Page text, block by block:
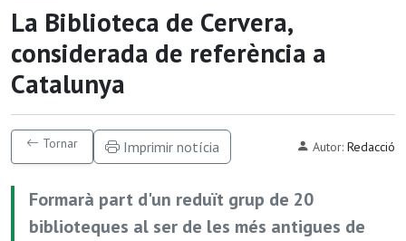
La Biblioteca de Cervera,
considerada de referència a
Catalunya
Tornar Imprimir notícia Autor: Redacció
Formarà part d'un reduït grup de 20
biblioteques al ser de les més antigues de